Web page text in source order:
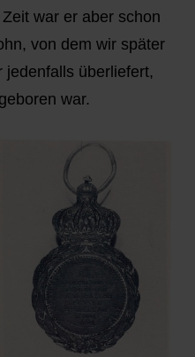
war er aber schon
von dem wir später
jedenfalls überliefert,
war.